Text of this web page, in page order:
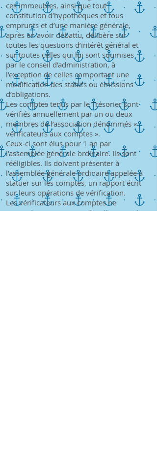
ces immeubles, ainsi que tout
constitution d’hypothèques et tous
emprunts et d’une manière générale,
après en avoir débattu, délibère sur
toutes les questions d’intérêt général et
sur toutes celles qui lui sont soumises
par le conseil d’administration, à
l’exception de celles comportant une
modification des statuts ou émissions
d’obligations.
Les comptes tenus par le Trésorier sont
vérifiés annuellement par un ou deux
membres de l’association dénommés «
vérificateurs aux comptes ».
Ceux-ci sont élus pour 1 an par
l’assemblée générale ordinaire. Ils sont
rééligibles. Ils doivent présenter à
l’assemblée générale ordinaire appelée à
statuer sur les comptes, un rapport écrit
sur leurs opérations de vérification.
Les vérificateurs aux comptes ne
peuvent exercer aucune fonction au sein